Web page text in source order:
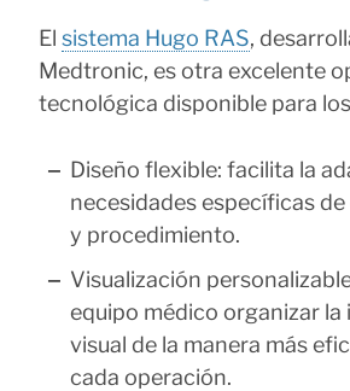
El sistema Hugo RAS,
Medtronic, es otra excelente
tecnológica disponible para
Diseño flexible: facilita la
necesidades específicas
y procedimiento.
Visualización
equipo médico organizar
visual de la manera más
cada operación.